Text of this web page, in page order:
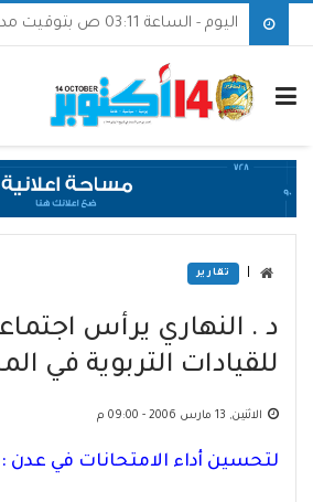
اليوم - الساعة 03:11 ص بتوقيت مدينة عدن
تقارير
د . النهاري يرأس
للقيادات التربوية في
الاثنين, 13 مارس 2006 - 09:00 م
لتحسين أداء الامتحانات في عدن :